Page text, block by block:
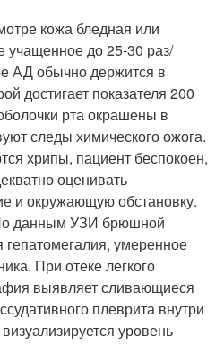
кожа бледная или
учащенное до 25-30 раз/
АД обычно держится в
достигает показателя 200
рта окрашены в
следы химического ожога.
хрипы, пациент беспокоен,
оценивать
и окружающую обстановку.
данным УЗИ брюшной
гепатомегалия, умеренное
При отеке легкого
выявляет сливающиеся
плеврита внутри
уровень